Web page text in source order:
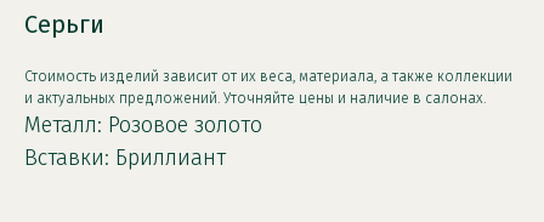
Серьги
Стоимость изделий зависит от их веса, материала, а также коллекции
и актуальных предложений. Уточняйте цены и наличие в салонах.
Металл: Розовое золото
Вставки: Бриллиант